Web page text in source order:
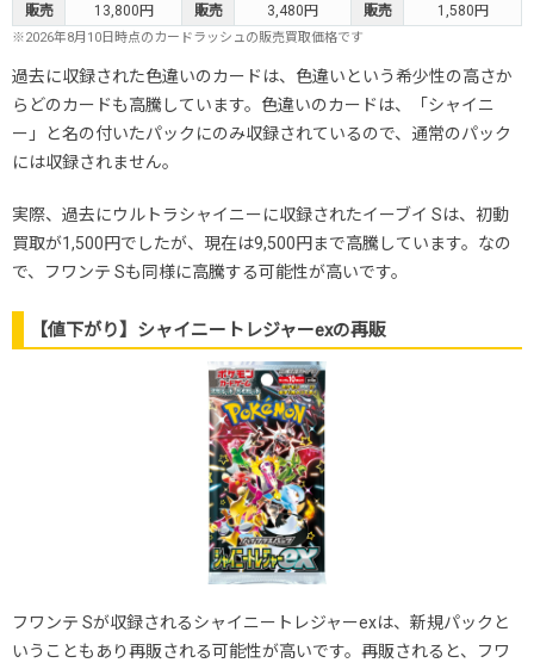
販売
13,800円 販売 3,480円 販売 1,580円
※2026年8月10日時点のカードラッシュの販売買取価格です
過去に収録された色違いのカードは、色違いという希少性の高さか
らどのカードも高騰しています。色違いのカードは、「シャイニ
ー」と名の付いたパックにのみ収録されているので、通常のパック
には収録されません。
実際、過去にウルトラシャイニーに収録されたイーブイ Sは、初動
買取が1,500円でしたが、現在は9,500円まで高騰しています。なの
で、フワンテ Sも同様に高騰する可能性が高いです。
【値下がり】シャイニートレジャーexの再販
フワンテ Sが収録されるシャイニートレジャーexは、新規パックと
いうこともあり再販される可能性が高いです。再販されると、フワ